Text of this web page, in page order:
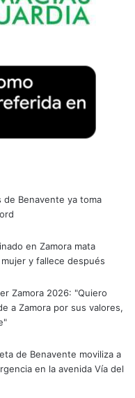
de Benavente ya toma
en Zamora mata
y fallece después
Zamora 2026: "Quiero
a Zamora por sus valores,
de Benavente moviliza a
en la avenida Vía del